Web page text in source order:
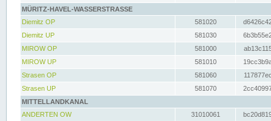
MÜRITZ-HAVEL-WASSERSTRASSE
Diemitz OP
581020
Diemitz UP
581030
MIROW OP
581000
MIROW UP
581010
Strasen OP
581060
Strasen UP
581070
MITTELLANDKANAL
ANDERTEN OW
31010061